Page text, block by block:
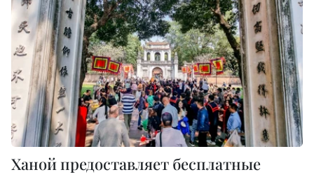
Ханой предоставляет бесплатные